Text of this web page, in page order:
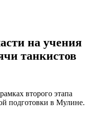
на учения
танкистов
второго этапа
подготовки в Мулине.